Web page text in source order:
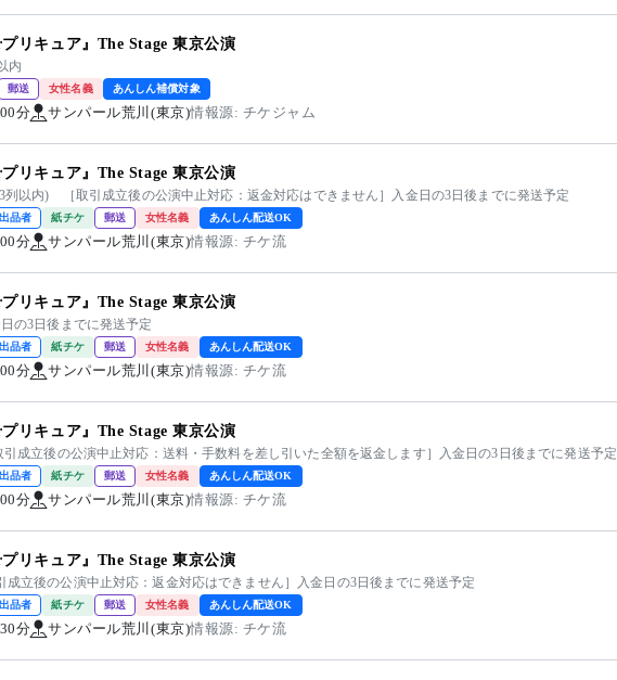
リキュア』The Stage 東京公演
内
郵送 女性名義 あんしん補償対象
分 サンパール荒川(東京)情報源: チケジャム
リキュア』The Stage 東京公演
以内) ［取引成立後の公演中止対応：返金対応はできません］入金日の3日後までに発送予定
品者 紙チケ 郵送 女性名義 あんしん配送OK
分 サンパール荒川(東京)情報源: チケ流
リキュア』The Stage 東京公演
の3日後までに発送予定
品者 紙チケ 郵送 女性名義 あんしん配送OK
分 サンパール荒川(東京)情報源: チケ流
リキュア』The Stage 東京公演
成立後の公演中止対応：送料・手数料を差し引いた全額を返金します］入金日の3日後までに発送予定
品者 紙チケ 郵送 女性名義 あんしん配送OK
分 サンパール荒川(東京)情報源: チケ流
リキュア』The Stage 東京公演
立後の公演中止対応：返金対応はできません］入金日の3日後までに発送予定
品者 紙チケ 郵送 女性名義 あんしん配送OK
分 サンパール荒川(東京)情報源: チケ流